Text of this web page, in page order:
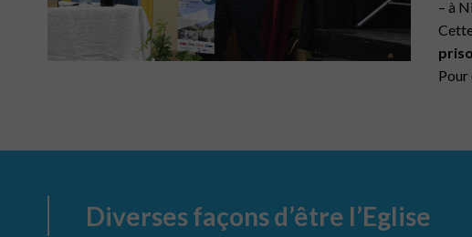
– à
Pour
Diverses façons d’être l’Eglise